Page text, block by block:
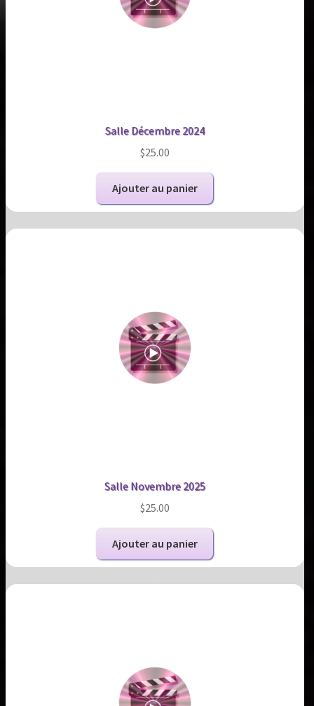
Salle Décembre 2024
$25.00
Ajouter au panier
Salle Novembre 2025
$25.00
Ajouter au panier